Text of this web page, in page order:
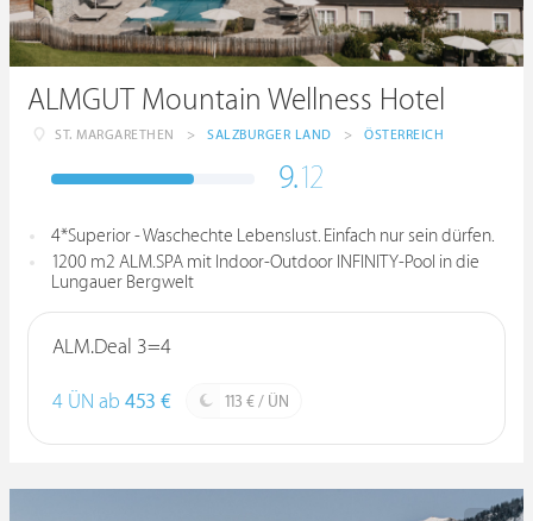
ALMGUT Mountain Wellness Hotel
ST. MARGARETHEN > SALZBURGER LAND > ÖSTERREICH
9.12
4*Superior - Waschechte Lebenslust. Einfach nur sein dürfen.
1200 m2 ALM.SPA mit Indoor-Outdoor INFINITY-Pool in die
Lungauer Bergwelt
ALM.Deal 3=4
4 ÜN ab 453 € 113 € / ÜN